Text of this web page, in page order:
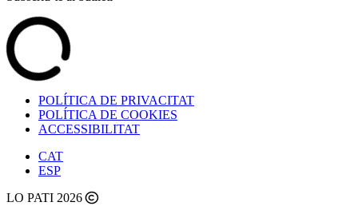
POLÍTICA DE PRIVACITAT
POLÍTICA DE COOKIES
ACCESSIBILITAT
CAT
ESP
LO PATI 2026